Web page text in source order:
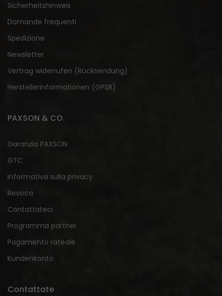
Sicherheitshinweis
Domande frequenti
Spedizione
Newsletter
Vertrag widerrufen (Rücksendung)
Herstellerinformationen (GPSR)
PAXSON & CO.
Garanzia PAXSON
GTC
Informativa sulla privacy
Revoca
Contattateci
Programma partner
Pagamento rateale
Kundenkonto
Contattate